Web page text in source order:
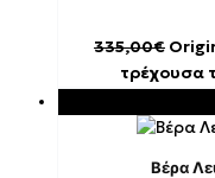
335,00€
τρέχουσα
Βέρα